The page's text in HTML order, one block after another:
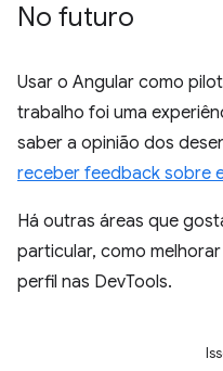
No futuro
Usar o Angular como
trabalho foi uma
saber a opinião dos
receber feedback sobre
Há outras áreas que
particular, como
perfil nas DevTools.